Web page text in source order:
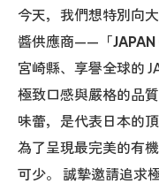
今天，我們想特別向
醬供應商—— 「
宮崎縣、享譽全球的
極致口感與嚴格的品
味蕾，是代表日本的頂
為了呈現最完美的有
可少。 誠摯邀請追求